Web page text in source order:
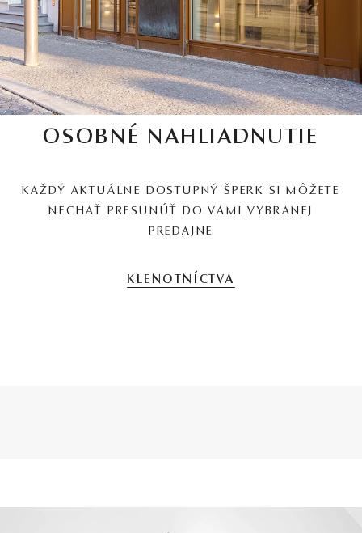
OSOBNÉ NAHLIADNUTIE
KAŽDÝ AKTUÁLNE DOSTUPNÝ ŠPERK SI MÔŽETE
NECHAŤ PRESUNÚŤ DO VAMI VYBRANEJ
PREDAJNE
KLENOTNÍCTVA